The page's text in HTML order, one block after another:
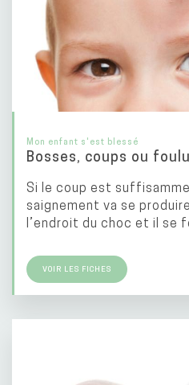
Mon enfant s'est blessé
Bosses, coups ou
Si le coup est
saignement va se
l’endroit du choc et il se
VOIR LES FICHES